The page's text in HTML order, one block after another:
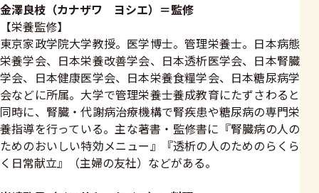
金澤良枝（カナザワ ヨシエ）＝監修
【栄養監修】
東京家政学院大学教授。医学博士。管理栄養士。日本病態
栄養学会、日本栄養改善学会、日本透析医学会、日本腎臓
学会、日本健康医学会、日本栄養食糧学会、日本糖尿病学
会などに所属。大学で管理栄養士養成教育にたずさわると
同時に、腎臓・代謝病治療機構で腎疾患や糖尿病の専門栄
養指導を行っている。主な著書・監修書に『腎臓病の人の
ためのおいしい特効メニュー』『透析の人のためのらくら
く日常献立』（主婦の友社）などがある。